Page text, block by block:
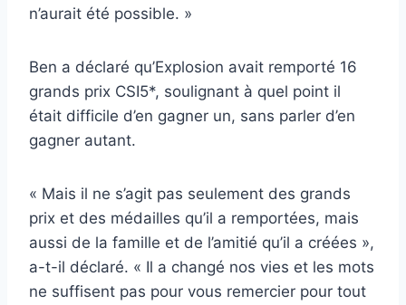
n’aurait été possible. »
Ben a déclaré qu’Explosion avait remporté 16
grands prix CSI5*, soulignant à quel point il
était difficile d’en gagner un, sans parler d’en
gagner autant.
« Mais il ne s’agit pas seulement des grands
prix et des médailles qu’il a remportées, mais
aussi de la famille et de l’amitié qu’il a créées »,
a-t-il déclaré. « Il a changé nos vies et les mots
ne suffisent pas pour vous remercier pour tout